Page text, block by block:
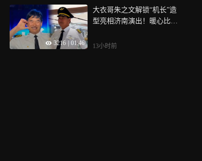
3216 01:46
大衣哥朱之文解锁“机长”造
型亮相济南演出！暖心比
13小时前